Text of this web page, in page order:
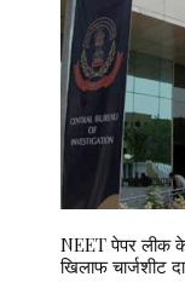
NEET पेपर लीक
खिलाफ चार्जशीट